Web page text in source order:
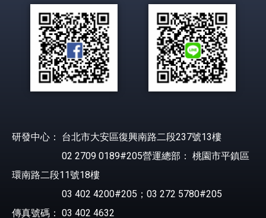
研發中心： 台北市大安區復興南路二段237號13樓
02 2709 0189#205營運總部： 桃園市平鎮區
環南路二段11號18樓
03 402 4200#205；03 272 5780#205
傳真號碼： 03 402 4632